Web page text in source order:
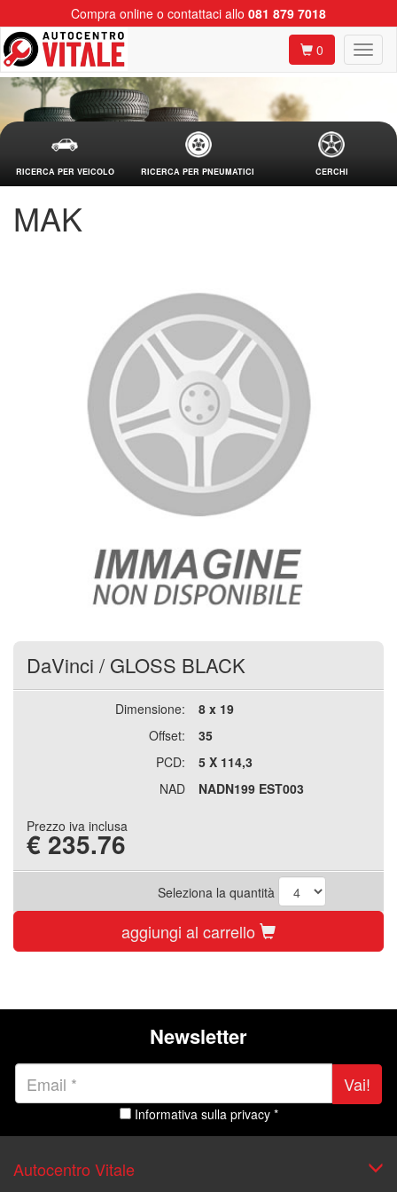
Compra online o contattaci allo 081 879 7018
0
RICERCA PER VEICOLO RICERCA PER PNEUMATICI CERCHI
MAK
DaVinci / GLOSS BLACK
Dimensione:
8 x 19
Offset:
35
PCD:
5 X 114,3
NAD
NADN199 EST003
Prezzo iva inclusa
€ 235.76
Seleziona la quantità
aggiungi al carrello
Newsletter
Vai!
Informativa sulla privacy *
Autocentro Vitale